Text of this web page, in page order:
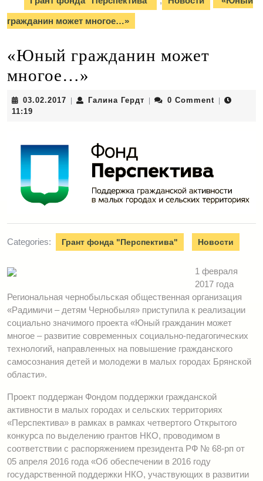
гражданин может многое…»
«Юный гражданин может
многое…»
03.02.2017 03.02.2017Галина Гердт Галина0 Comment
11:19
Categories: Грант фонда "Перспектива" Новости
1 февраля
2017 года
Региональная чернобыльская общественная организация
«Радимичи – детям Чернобыля» приступила к реализации
социально значимого проекта «Юный гражданин может
многое – развитие современных социально-педагогических
технологий, направленных на повышение гражданского
cамосознания детей и молодежи в малых городах Брянской
области».
Проект поддержан Фондом поддержки гражданской
активности в малых городах и сельских территориях
«Перспектива» в рамках в рамках четвертого Открытого
конкурса по выделению грантов НКО, проводимом в
соответствии с распоряжением президента РФ № 68-рп от
05 апреля 2016 года «Об обеспечении в 2016 году
государственной поддержки НКО, участвующих в развитии